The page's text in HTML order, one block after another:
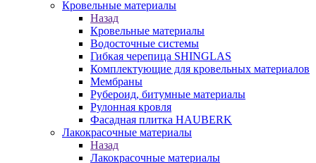
Кровельные материалы
Назад
Кровельные материалы
Водосточные системы
Гибкая черепица SHINGLAS
Комплектующие для кровельных материалов
Мембраны
Рубероид, битумные материалы
Рулонная кровля
Фасадная плитка HAUBERK
Лакокрасочные материалы
Назад
Лакокрасочные материалы